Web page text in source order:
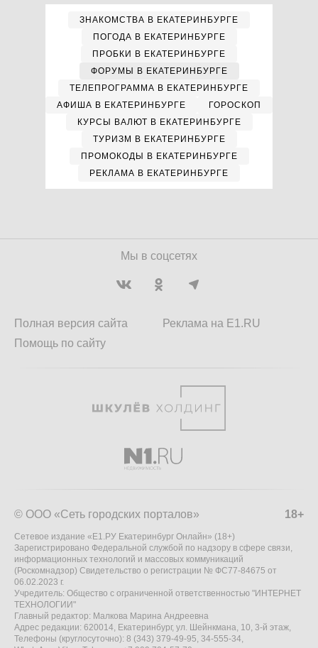
ЗНАКОМСТВА В ЕКАТЕРИНБУРГЕ
ПОГОДА В ЕКАТЕРИНБУРГЕ
ПРОБКИ В ЕКАТЕРИНБУРГЕ
ФОРУМЫ В ЕКАТЕРИНБУРГЕ
ТЕЛЕПРОГРАММА В ЕКАТЕРИНБУРГЕ
АФИША В ЕКАТЕРИНБУРГЕ
ГОРОСКОП
КУРСЫ ВАЛЮТ В ЕКАТЕРИНБУРГЕ
ТУРИЗМ В ЕКАТЕРИНБУРГЕ
ПРОМОКОДЫ В ЕКАТЕРИНБУРГЕ
РЕКЛАМА В ЕКАТЕРИНБУРГЕ
Мы в соцсетях
Полная версия сайта
Помощь по сайту
Реклама на E1.RU
18+
© ООО «Сеть городских порталов»
Сетевое издание «Е1.РУ Екатеринбург Онлайн» (18+)
Зарегистрировано Федеральной службой по надзору в сфере связи,
информационных технологий и массовых коммуникаций
(Роскомнадзор) Свидетельство о регистрации № ФС77-84675 от
06.02.2023 г.
Учредитель: Общество с ограниченной ответственностью "ИНТЕРНЕТ
ТЕХНОЛОГИИ"
Главный редактор: Малкова Марина Андреевна
Адрес редакции: 620014, Екатеринбург, ул. Шейнкмана, 10, 3-й этаж,
Телефоны (круглосуточно): 8 (343) 379-49-95, 34-555-34,